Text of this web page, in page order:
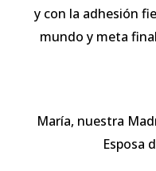
y con la adhesión
mundo y meta
María, nuestra
Esposa